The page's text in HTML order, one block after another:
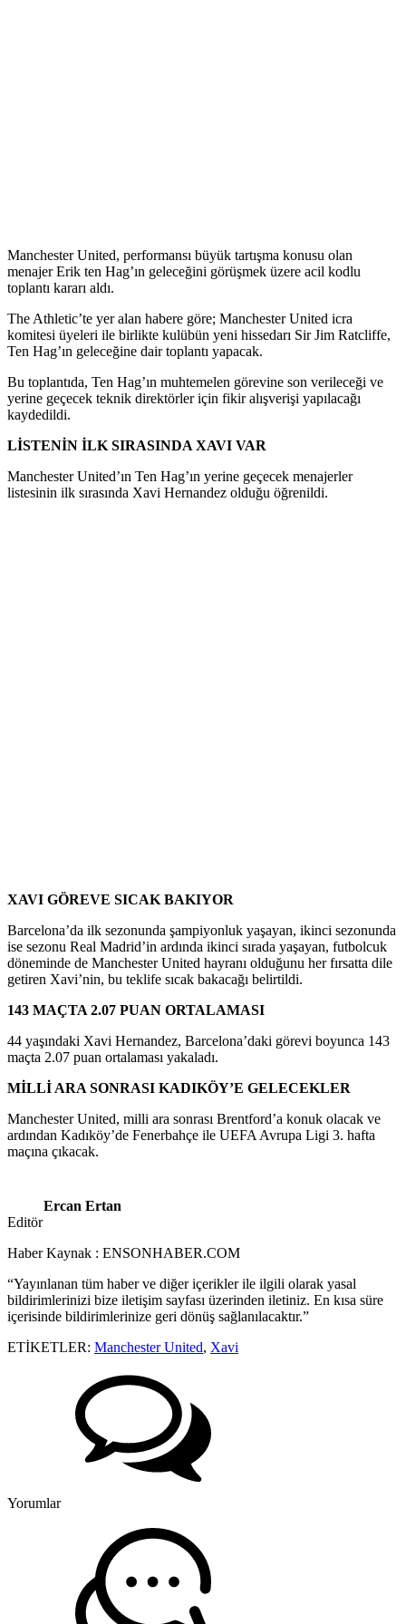
Manchester United, performansı büyük tartışma konusu olan
menajer Erik ten Hag’ın geleceğini görüşmek üzere acil kodlu
toplantı kararı aldı.
The Athletic’te yer alan habere göre; Manchester United icra
komitesi üyeleri ile birlikte kulübün yeni hissedarı Sir Jim Ratcliffe,
Ten Hag’ın geleceğine dair toplantı yapacak.
Bu toplantıda, Ten Hag’ın muhtemelen görevine son verileceği ve
yerine geçecek teknik direktörler için fikir alışverişi yapılacağı
kaydedildi.
LİSTENİN İLK SIRASINDA XAVI VAR
Manchester United’ın Ten Hag’ın yerine geçecek menajerler
listesinin ilk sırasında Xavi Hernandez olduğu öğrenildi.
XAVI GÖREVE SICAK BAKIYOR
Barcelona’da ilk sezonunda şampiyonluk yaşayan, ikinci sezonunda
ise sezonu Real Madrid’in ardında ikinci sırada yaşayan, futbolcuk
döneminde de Manchester United hayranı olduğunu her fırsatta dile
getiren Xavi’nin, bu teklife sıcak bakacağı belirtildi.
143 MAÇTA 2.07 PUAN ORTALAMASI
44 yaşındaki Xavi Hernandez, Barcelona’daki görevi boyunca 143
maçta 2.07 puan ortalaması yakaladı.
MİLLİ ARA SONRASI KADIKÖY’E GELECEKLER
Manchester United, milli ara sonrası Brentford’a konuk olacak ve
ardından Kadıköy’de Fenerbahçe ile UEFA Avrupa Ligi 3. hafta
maçına çıkacak.
Ercan Ertan
Editör
Haber Kaynak : ENSONHABER.COM
“Yayınlanan tüm haber ve diğer içerikler ile ilgili olarak yasal
bildirimlerinizi bize iletişim sayfası üzerinden iletiniz. En kısa süre
içerisinde bildirimlerinize geri dönüş sağlanılacaktır.”
ETİKETLER: Manchester United, Xavi
Yorumlar